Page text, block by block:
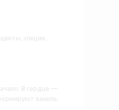
специи,
В сердце —
ваниль,